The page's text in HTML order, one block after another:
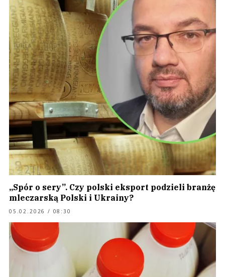
„Spór o sery”. Czy polski eksport podzieli branżę
mleczarską Polski i Ukrainy?
05.02.2026 / 08:30